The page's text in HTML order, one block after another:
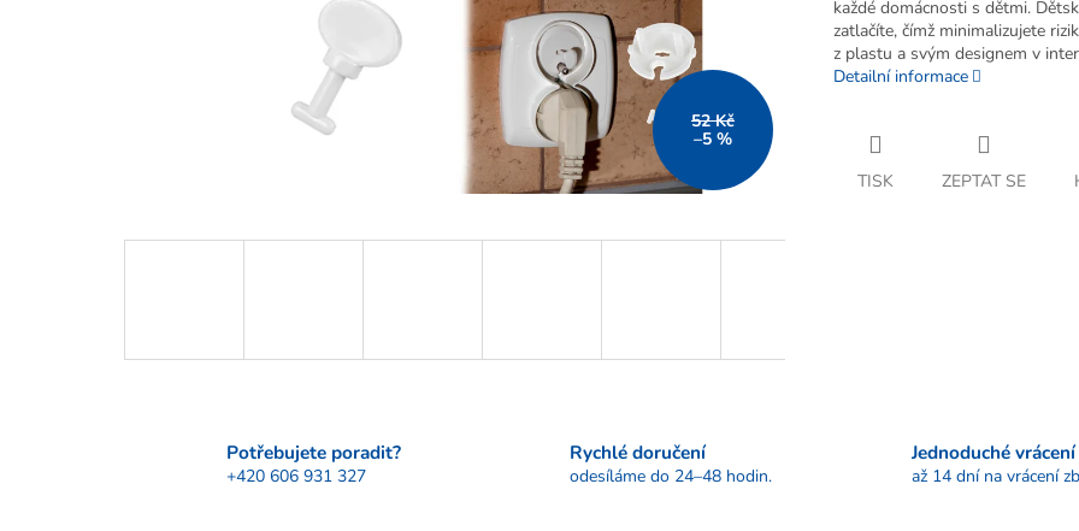
52 Kč
–5 %
každé domácnosti s dětmi.
zatlačíte, čímž minimalizujete
z plastu a svým designem v
Detailní informace
TISK ZEPTAT SE
Potřebujete poradit?
+420 606 931 327
Rychlé doručení
odesíláme do 24–48 hodin.
Jednoduché vrácení
až 14 dní na vrácení